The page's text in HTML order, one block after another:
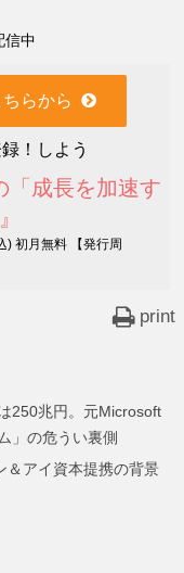
信中
らから
！しよう
「成長を加速す
) 初月無料 【発行周
print
250兆円。元Microsoft
」の危うい裏側
＆アイ資本提携の背景